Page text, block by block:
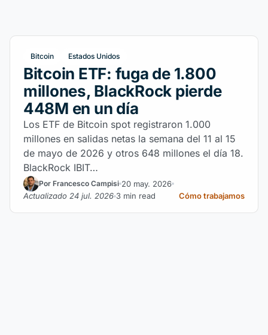
Bitcoin Estados Unidos
Bitcoin ETF: fuga de 1.800
millones, BlackRock pierde
448M en un día
Los ETF de Bitcoin spot registraron 1.000
millones en salidas netas la semana del 11 al 15
de mayo de 2026 y otros 648 millones el día 18.
BlackRock IBIT…
Por Francesco Campisi 20 may. 2026
Actualizado 24 jul. 2026 3 min read Cómo trabajamos